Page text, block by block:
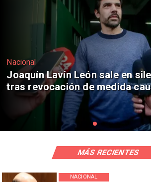
Nacional
Chile y Venezuela formalizan
de relaciones consulares
NACIONAL
MÁS RECIENTES